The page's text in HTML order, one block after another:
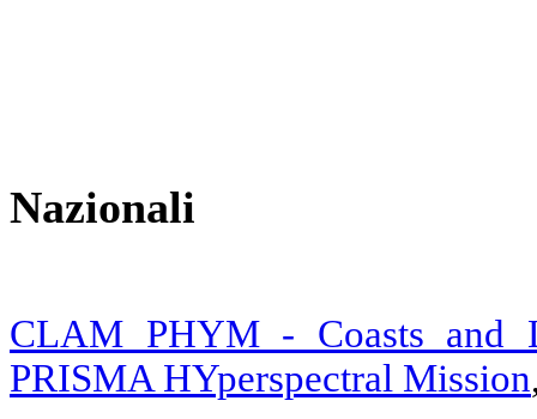
Nazionali
CLAM PHYM - Coasts and
PRISMA HYperspectral Mission